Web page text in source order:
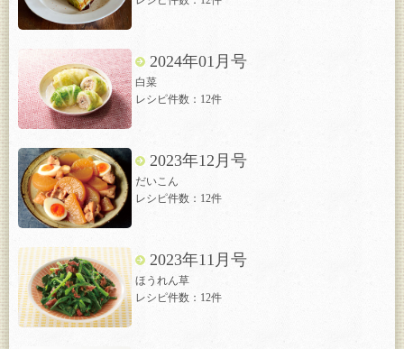
2024年01月号
白菜
レシピ件数：12件
2023年12月号
だいこん
レシピ件数：12件
2023年11月号
ほうれん草
レシピ件数：12件